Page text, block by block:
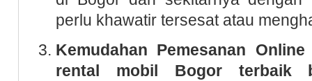
perlu khawatir tersesat atau
Kemudahan Pemesanan Online
rental mobil Bogor terbaik